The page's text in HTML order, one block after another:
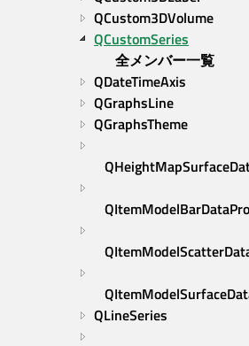
QCustom3DVolume
QCustomSeries
全メンバー一覧
QDateTimeAxis
QGraphsLine
QGraphsTheme
QLineSeries